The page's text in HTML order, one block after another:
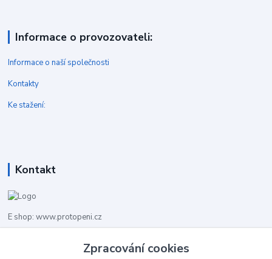
Informace o provozovateli:
Informace o naší společnosti
Kontakty
Ke stažení:
Kontakt
E shop: www.protopeni.cz
+420 483 710 226Zpracování cookies